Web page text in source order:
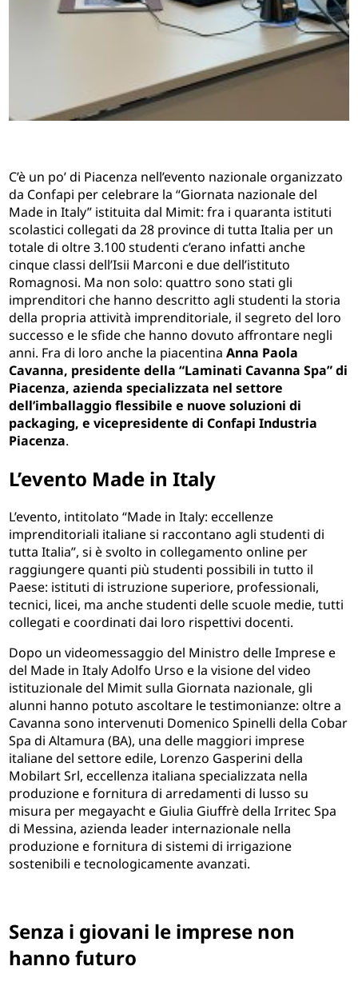
C’è un po’ di Piacenza nell’evento nazionale organizzato
da Confapi per celebrare la “Giornata nazionale del
Made in Italy” istituita dal Mimit: fra i quaranta istituti
scolastici collegati da 28 province di tutta Italia per un
totale di oltre 3.100 studenti c’erano infatti anche
cinque classi dell’Isii Marconi e due dell’istituto
Romagnosi. Ma non solo: quattro sono stati gli
imprenditori che hanno descritto agli studenti la storia
della propria attività imprenditoriale, il segreto del loro
successo e le sfide che hanno dovuto affrontare negli
anni. Fra di loro anche la piacentinaAnna Paola
Cavanna, presidente della “Laminati Cavanna Spa” di
Piacenza, azienda specializzata nel settore
dell’imballaggio flessibile e nuove soluzioni di
packaging, e vicepresidente di Confapi Industria
Piacenza.
L’evento Made in Italy
L’evento, intitolato “Made in Italy: eccellenze
imprenditoriali italiane si raccontano agli studenti di
tutta Italia”, si è svolto in collegamento online per
raggiungere quanti più studenti possibili in tutto il
Paese: istituti di istruzione superiore, professionali,
tecnici, licei, ma anche studenti delle scuole medie, tutti
collegati e coordinati dai loro rispettivi docenti.
Dopo un videomessaggio del Ministro delle Imprese e
del Made in Italy Adolfo Urso e la visione del video
istituzionale del Mimit sulla Giornata nazionale, gli
alunni hanno potuto ascoltare le testimonianze: oltre a
Cavanna sono intervenuti Domenico Spinelli della Cobar
Spa di Altamura (BA), una delle maggiori imprese
italiane del settore edile, Lorenzo Gasperini della
Mobilart Srl, eccellenza italiana specializzata nella
produzione e fornitura di arredamenti di lusso su
misura per megayacht e Giulia Giuffrè della Irritec Spa
di Messina, azienda leader internazionale nella
produzione e fornitura di sistemi di irrigazione
sostenibili e tecnologicamente avanzati.
Senza i giovani le imprese non
hanno futuro